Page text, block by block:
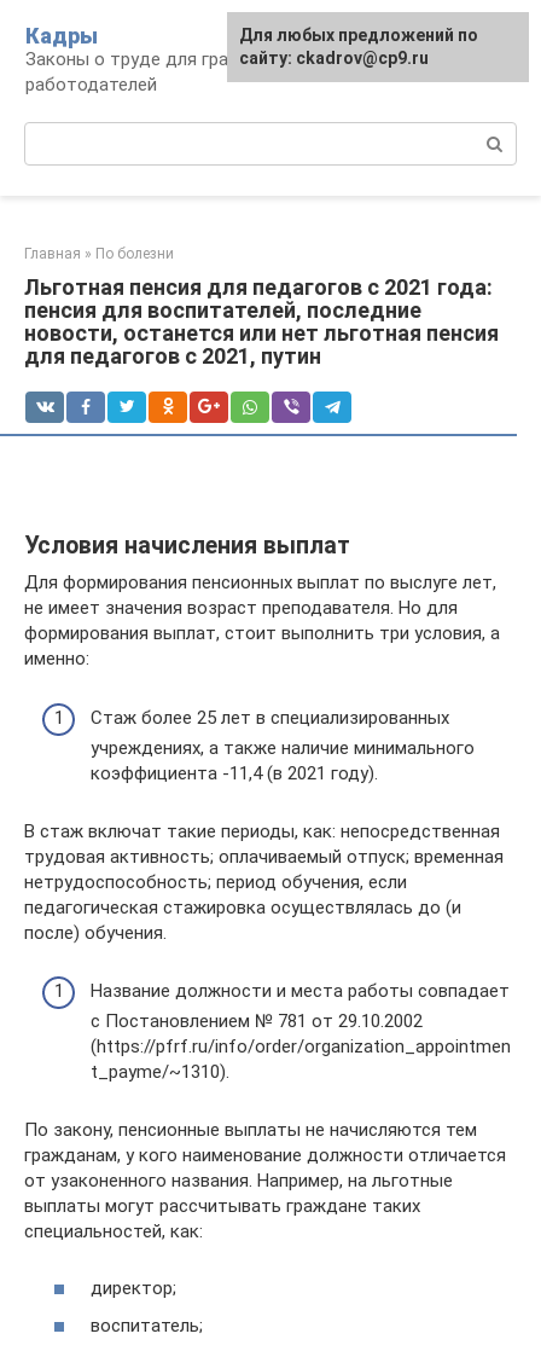
контенту
Кадры
Законы о труде для граждан и
работодателей
Главная » По болезни
Льготная пенсия для педагогов с 2021 года:
пенсия для воспитателей, последние
новости, останется или нет льготная пенсия
для педагогов с 2021, путин
Условия начисления выплат
Для формирования пенсионных выплат по выслуге лет,
не имеет значения возраст преподавателя. Но для
формирования выплат, стоит выполнить три условия, а
именно:
Стаж более 25 лет в специализированных
учреждениях, а также наличие минимального
коэффициента -11,4 (в 2021 году).
В стаж включат такие периоды, как: непосредственная
трудовая активность; оплачиваемый отпуск; временная
нетрудоспособность; период обучения, если
педагогическая стажировка осуществлялась до (и
после) обучения.
Название должности и места работы совпадает
с Постановлением № 781 от 29.10.2002
(https://pfrf.ru/info/order/organization_appointmen
t_payme/~1310).
По закону, пенсионные выплаты не начисляются тем
гражданам, у кого наименование должности отличается
от узаконенного названия. Например, на льготные
выплаты могут рассчитывать граждане таких
специальностей, как:
директор;
воспитатель;
Для любых предложений по
сайту: ckadrov@cp9.ru